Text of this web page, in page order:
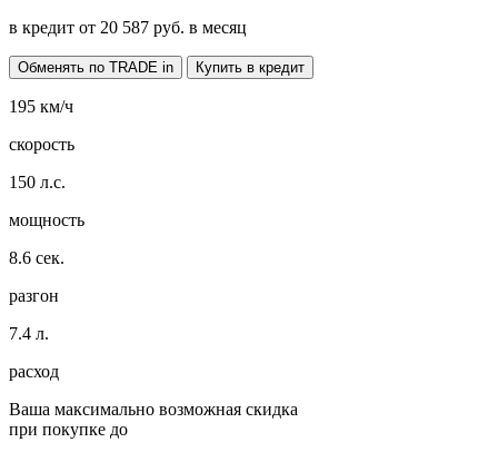
в кредит от 20 587 руб. в месяц
Обменять по TRADE in Купить в кредит
195 км/ч
скорость
150 л.с.
мощность
8.6 сек.
разгон
7.4 л.
расход
Ваша максимально возможная скидка
при покупке до